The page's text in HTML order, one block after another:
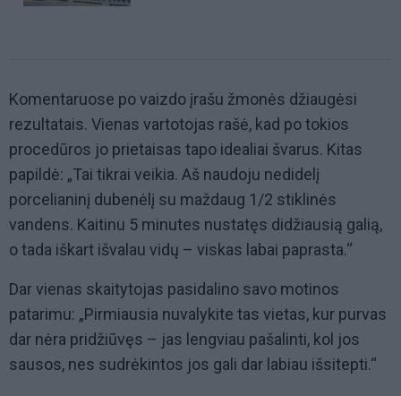
Komentaruose po vaizdo įrašu žmonės džiaugėsi
rezultatais. Vienas vartotojas rašė, kad po tokios
procedūros jo prietaisas tapo idealiai švarus. Kitas
papildė: „Tai tikrai veikia. Aš naudoju nedidelį
porcelianinį dubenėlį su maždaug 1/2 stiklinės
vandens. Kaitinu 5 minutes nustatęs didžiausią galią,
o tada iškart išvalau vidų – viskas labai paprasta.“
Dar vienas skaitytojas pasidalino savo motinos
patarimu: „Pirmiausia nuvalykite tas vietas, kur purvas
dar nėra pridžiūvęs – jas lengviau pašalinti, kol jos
sausos, nes sudrėkintos jos gali dar labiau išsitepti.“